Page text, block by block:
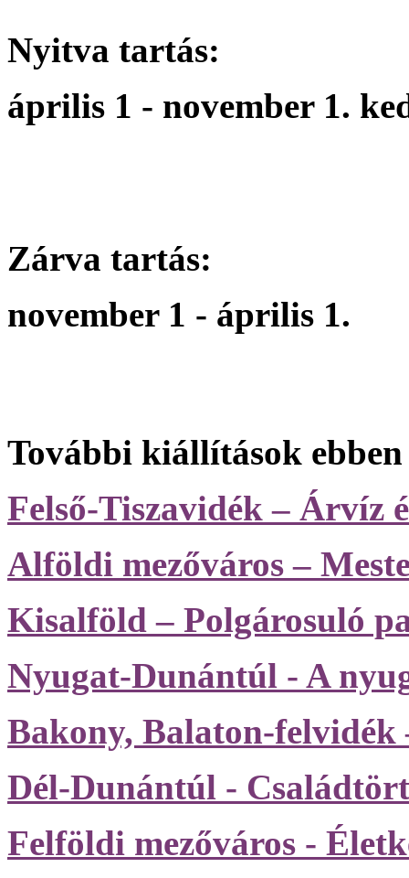
Nyitva tartás:
április 1 - november 1.
Zárva tartás:
november 1 - április 1.
További kiállítások
Felső-Tiszavidék – Árvíz
Alföldi mezőváros –
Kisalföld – Polgárosuló
Nyugat-Dunántúl - A
Bakony, Balaton-felvidék
Dél-Dunántúl -
Felföldi mezőváros -